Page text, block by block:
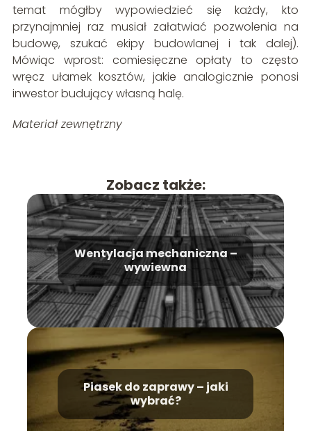
temat mógłby wypowiedzieć się każdy, kto
przynajmniej raz musiał załatwiać pozwolenia na
budowę, szukać ekipy budowlanej i tak dalej).
Mówiąc wprost: comiesięczne opłaty to często
wręcz ułamek kosztów, jakie analogicznie ponosi
inwestor budujący własną halę.
Materiał zewnętrzny
Zobacz także:
Wentylacja mechaniczna –
wywiewna
Piasek do zaprawy – jaki
wybrać?